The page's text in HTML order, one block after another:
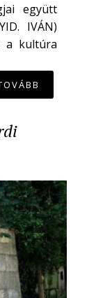
együtt
IVÁN)
a kultúra